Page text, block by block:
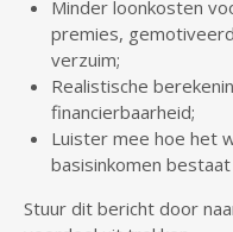
Minder loonkosten
premies,
verzuim;
Realistische
financierbaarheid;
Luister mee hoe het
basisinkomen
Stuur dit bericht door